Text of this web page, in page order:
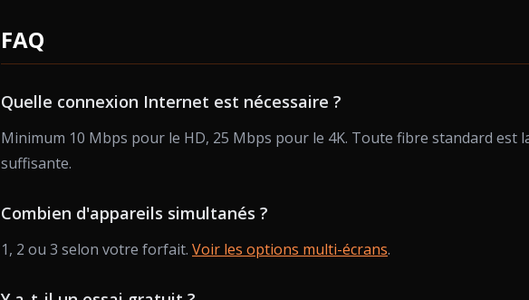
FAQ
Quelle connexion Internet est nécessaire ?
Minimum 10 Mbps pour le HD, 25 Mbps pour le 4K. Toute fibre standard est
suffisante.
Combien d'appareils simultanés ?
1, 2 ou 3 selon votre forfait. Voir les options multi-écrans.